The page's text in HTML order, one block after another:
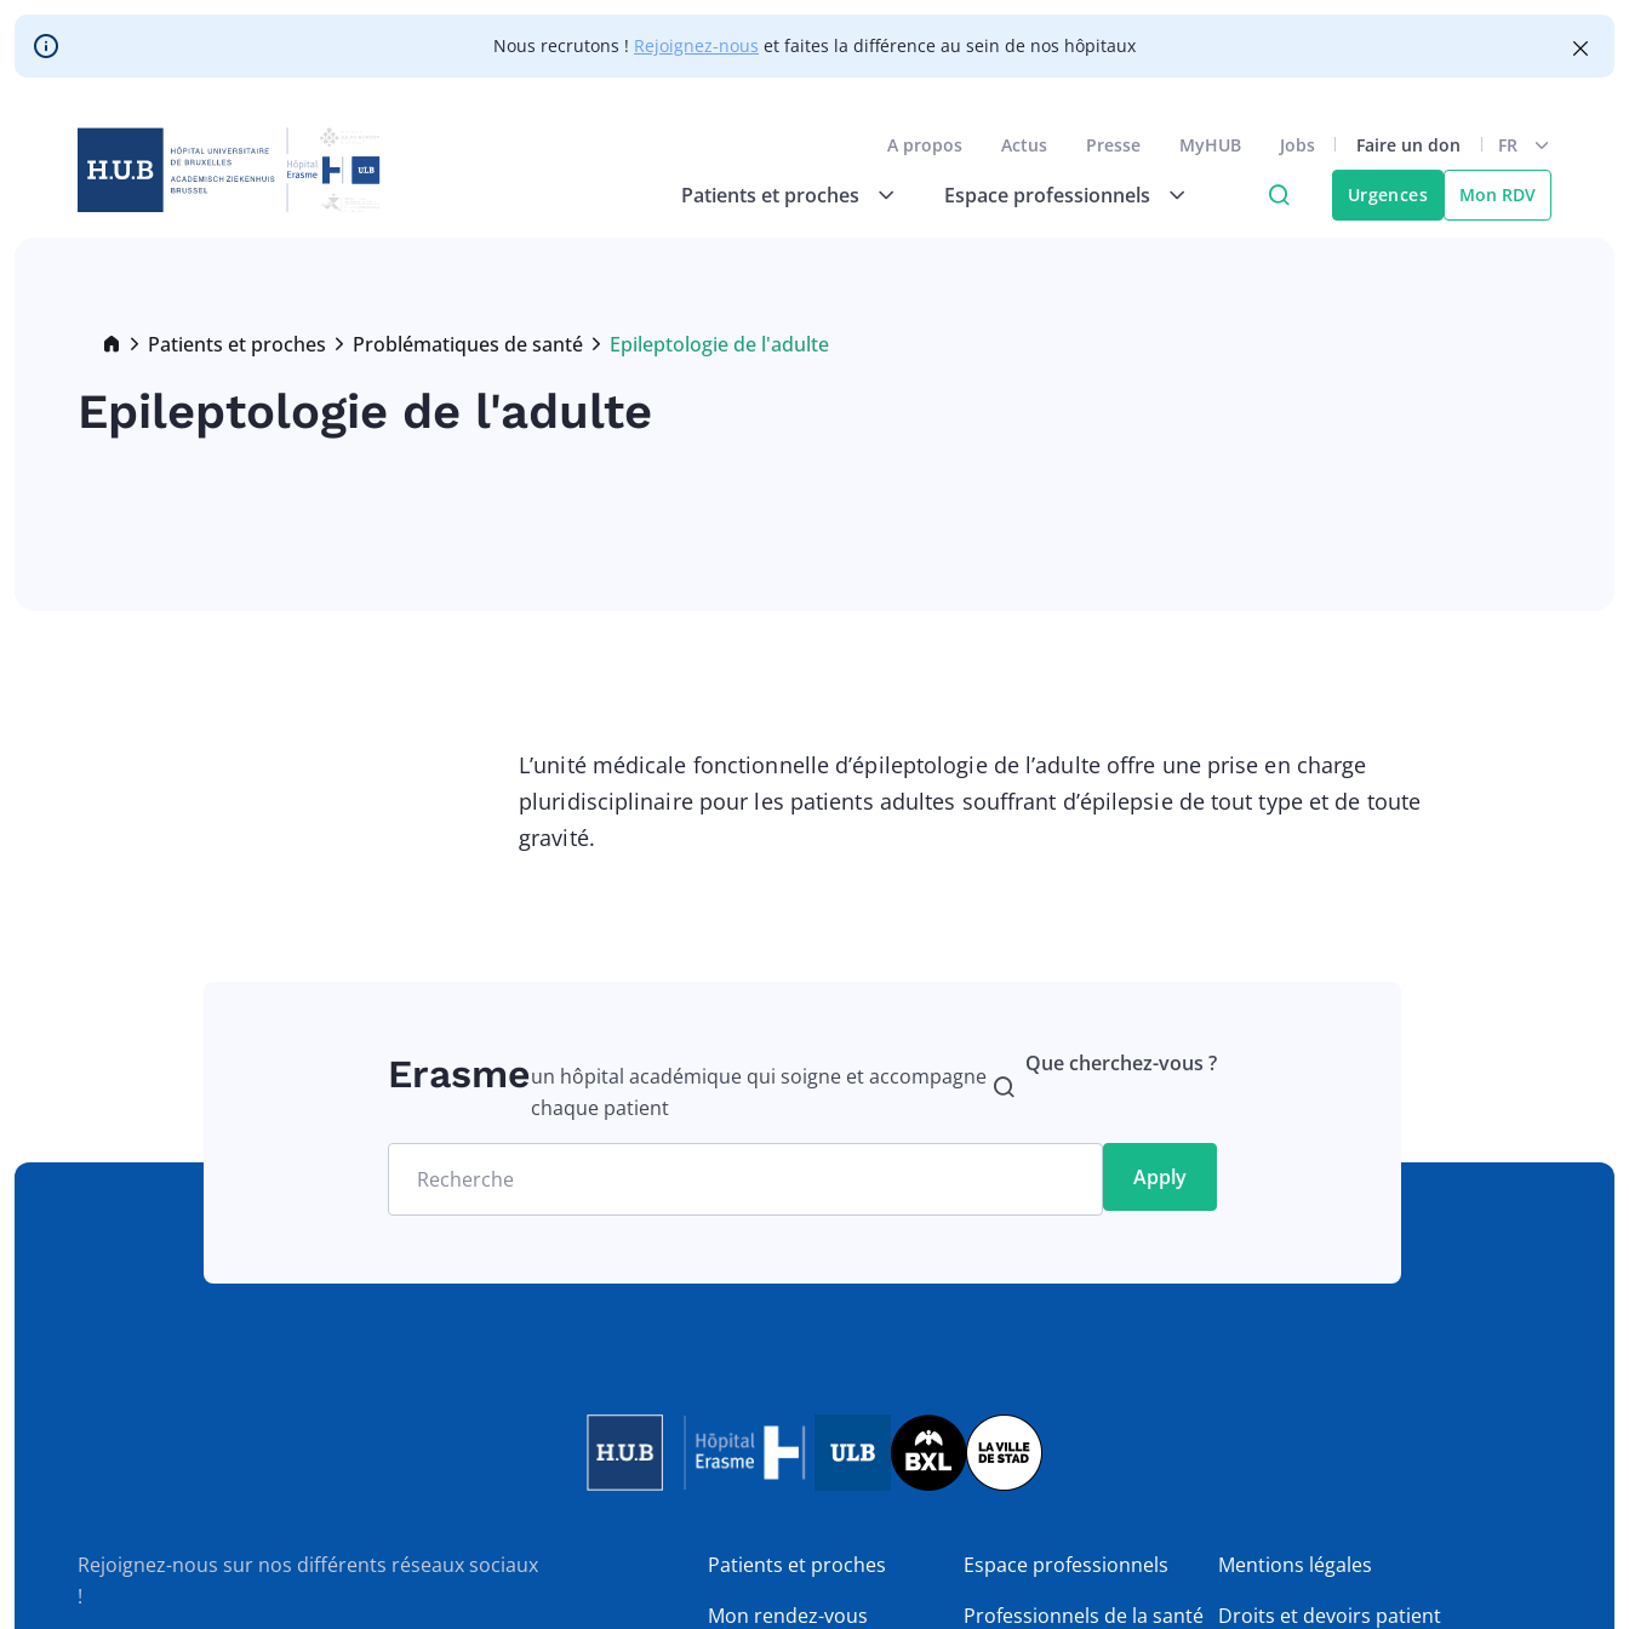
Skip to main content
Nous recrutons ! Rejoignez-nous et faites la différence au sein de nos hôpitaux
A propos Actus Presse MyHUB Jobs Faire un don FR
Patients et proches Espace professionnels Urgences Mon RDV
Breadcrumb
Patients et proches Problématiques de santé
Current:
Epileptologie de l'adulte
Epileptologie de l'adulte
L’unité médicale fonctionnelle d’épileptologie de l’adulte offre une prise en charge
pluridisciplinaire pour les patients adultes souffrant d’épilepsie de tout type et de toute
gravité.
Erasmeun hôpital académique qui soigne et accompagne
chaque patient
Que cherchez-vous ?
Recherche
Image
Rejoignez-nous sur nos différents réseaux sociaux
!
Patients et proches
Mon rendez-vous
Espace professionnels
Professionnels de la santé
Mentions légales
Droits et devoirs patient